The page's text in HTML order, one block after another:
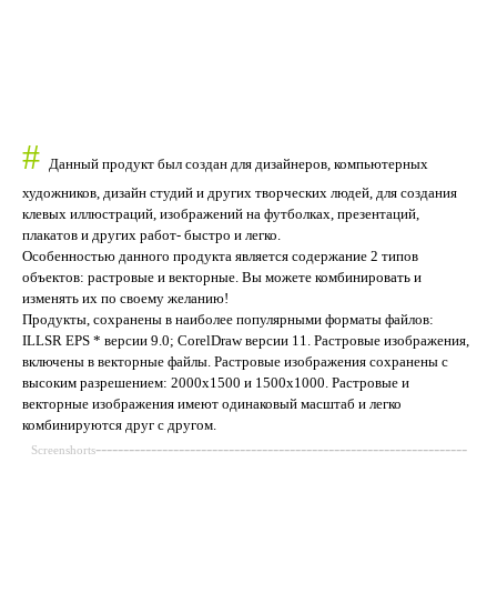
# Данный продукт был создан для дизайнеров, компьютерных
художников, дизайн студий и других творческих людей, для создания
клевых иллюстраций, изображений на футболках, презентаций,
плакатов и других работ- быстро и легко.
Особенностью данного продукта является содержание 2 типов
объектов: растровые и векторные. Вы можете комбинировать и
изменять их по своему желанию!
Продукты, сохранены в наиболее популярными форматы файлов:
ILLSR EPS * версии 9.0; CorelDraw версии 11. Растровые изображения,
включены в векторные файлы. Растровые изображения сохранены с
высоким разрешением: 2000x1500 и 1500x1000. Растровые и
векторные изображения имеют одинаковый масштаб и легко
комбинируются друг с другом.
Screenshorts-------------------------------------------------------------------